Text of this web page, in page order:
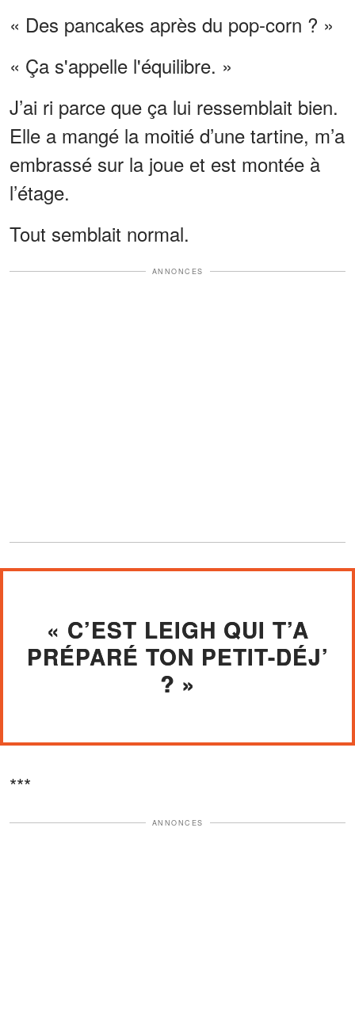
« Des pancakes après du pop-corn ? »
« Ça s'appelle l'équilibre. »
J’ai ri parce que ça lui ressemblait bien.
Elle a mangé la moitié d’une tartine, m’a
embrassé sur la joue et est montée à
l’étage.
Tout semblait normal.
ANNONCES
« C’EST LEIGH QUI T’A
PRÉPARÉ TON PETIT-DÉJ’
? »
***
ANNONCES